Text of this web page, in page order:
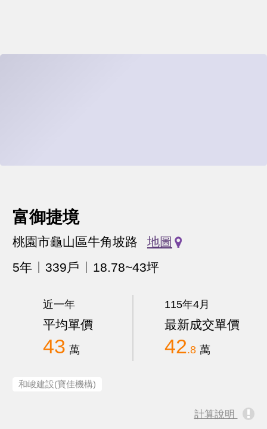
富御捷境
桃園市龜山區牛角坡路
地圖
5年
339戶 18.78~43坪
近一年
平均單價
43 萬
115年4月
最新成交單價
42.8 萬
和峻建設(寶佳機構)
計算說明